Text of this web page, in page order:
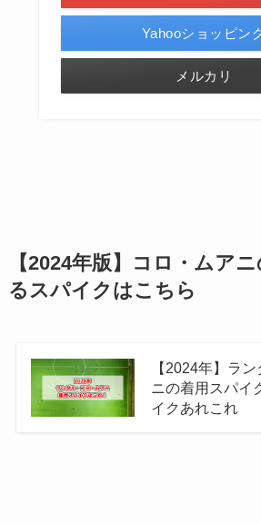
Yahooショッピン
メルカリ
【2024年版】コロ・ムア
るスパイクはこちら
【2024年】ラ
ニの着用スパイ
イクあれこれ